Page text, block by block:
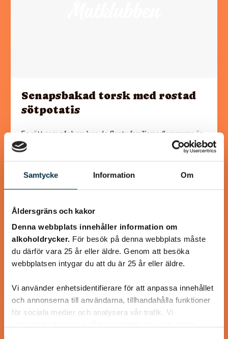
Samtycke Information Om
Åldersgräns och kakor
Denna webbplats innehåller information om
alkoholdrycker. För besök på denna webbplats måste
du därför vara 25 år eller äldre. Genom att besöka
webbplatsen intygar du att du är 25 år eller äldre.
Vi använder enhetsidentifierare för att anpassa innehållet
och annonserna till användarna, tillhandahålla funktioner
för sociala medier och analysera vår trafik. Vi
Senapsbakad torsk med rostad
sötpotatis
En rätt som går hem hos de flesta familjemedlemmarna är
denna, senapsbakade torsk med rostad sötpotatis.